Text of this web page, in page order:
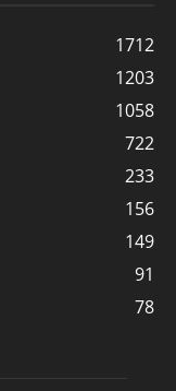
1712
1203
1058
722
233
156
149
91
78